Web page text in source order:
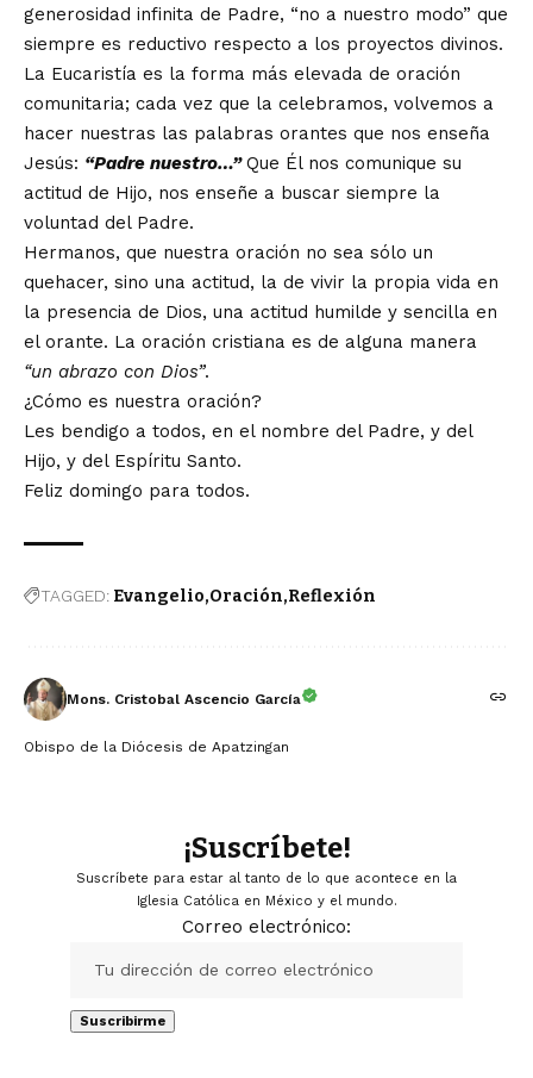
generosidad infinita de Padre, “no a nuestro modo” que
siempre es reductivo respecto a los proyectos divinos.
La Eucaristía es la forma más elevada de oración
comunitaria; cada vez que la celebramos, volvemos a
hacer nuestras las palabras orantes que nos enseña
Jesús: “Padre nuestro…”Que Él nos comunique su
actitud de Hijo, nos enseñe a buscar siempre la
voluntad del Padre.
Hermanos, que nuestra oración no sea sólo un
quehacer, sino una actitud, la de vivir la propia vida en
la presencia de Dios, una actitud humilde y sencilla en
el orante. La oración cristiana es de alguna manera
“un abrazo con Dios”.
¿Cómo es nuestra oración?
Les bendigo a todos, en el nombre del Padre, y del
Hijo, y del Espíritu Santo.
Feliz domingo para todos.
TAGGED: Evangelio Oración Reflexión
Mons. Cristobal Ascencio García
Obispo de la Diócesis de Apatzingan
¡Suscríbete!
Suscríbete para estar al tanto de lo que acontece en la
Iglesia Católica en México y el mundo.
Correo electrónico: